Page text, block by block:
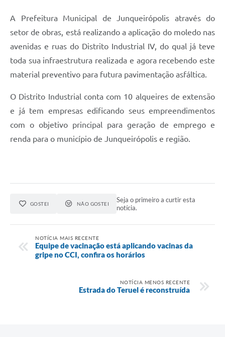
A Prefeitura Municipal de Junqueirópolis através do
setor de obras, está realizando a aplicação do moledo nas
avenidas e ruas do Distrito Industrial IV, do qual já teve
toda sua infraestrutura realizada e agora recebendo este
material preventivo para futura pavimentação asfáltica.
O Distrito Industrial conta com 10 alqueires de extensão
e já tem empresas edificando seus empreendimentos
com o objetivo principal para geração de emprego e
renda para o município de Junqueirópolis e região.
GOSTEI NÃO GOSTEI
Seja o primeiro a curtir esta
notícia.
NOTÍCIA MAIS RECENTE
Equipe de vacinação está aplicando vacinas da
gripe no CCI, confira os horários
NOTÍCIA MENOS RECENTE
Estrada do Teruel é reconstruída